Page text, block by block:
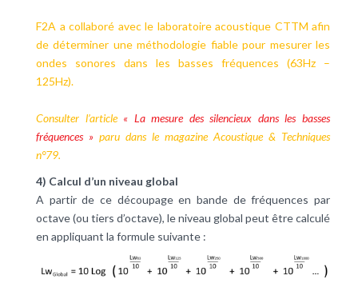
F2A a collaboré avec le laboratoire acoustique CTTM afin
de déterminer une méthodologie fiable pour mesurer les
ondes sonores dans les basses fréquences (63Hz –
125Hz).
Consulter l’article « La mesure des silencieux dans les basses
fréquences » paru dans le magazine Acoustique & Techniques
n°79.
4) Calcul d’un niveau global
A partir de ce découpage en bande de fréquences par
octave (ou tiers d’octave), le niveau global peut être calculé
en appliquant la formule suivante :